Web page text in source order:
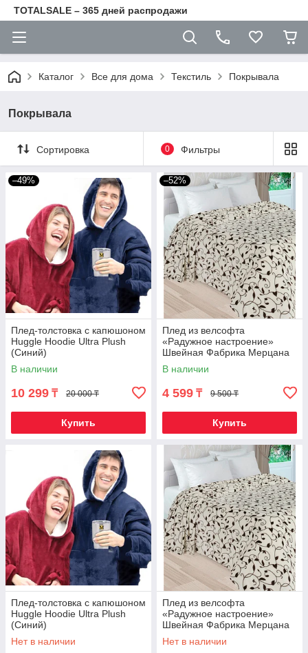
TOTALSALE – 365 дней распродажи
Каталог Все для дома Текстиль Покрывала
Покрывала
Сортировка 0 Фильтры
–49%
Плед-толстовка с капюшоном
Huggle Hoodie Ultra Plush
(Синий)
В наличии
10 299 ₸ 20 000 ₸
Купить
–52%
Плед из велсофта
«Радужное настроение»
Швейная Фабрика Мерцана
(Полуторка / Плетение
листьев)
В наличии
4 599 ₸ 9 500 ₸
Купить
Плед-толстовка с капюшоном
Huggle Hoodie Ultra Plush
(Синий)
Нет в наличии
Плед из велсофта
«Радужное настроение»
Швейная Фабрика Мерцана
(Полуторка / Плетение
листьев)
Нет в наличии